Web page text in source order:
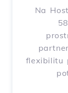
Na
flexibilitu